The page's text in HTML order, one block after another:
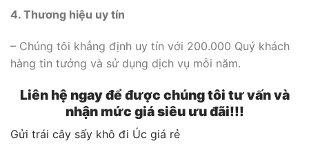
4. Thương hiệu uy tín
– Chúng tôi khẳng định uy tín với 200.000 Quý khách
hàng tin tưởng và sử dụng dịch vụ mỗi năm.
Liên hệ ngay để được chúng tôi tư vấn và
nhận mức giá siêu ưu đãi!!!
Gửi trái cây sấy khô đi Úc giá rẻ